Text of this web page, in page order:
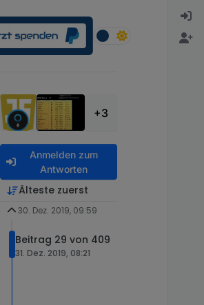
+3
Anmelden zum
Antworten
Älteste zuerst
30. Dez. 2019, 09:59
Beitrag 29 von 409
31. Dez. 2019, 08:21